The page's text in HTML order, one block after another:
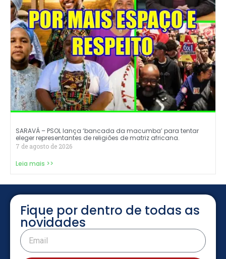
SARAVÁ – PSOL lança ‘bancada da macumba’ para tentar
eleger representantes de religiões de matriz africana.
7 de agosto de 2026
Leia mais >>
Fique por dentro de todas as
novidades